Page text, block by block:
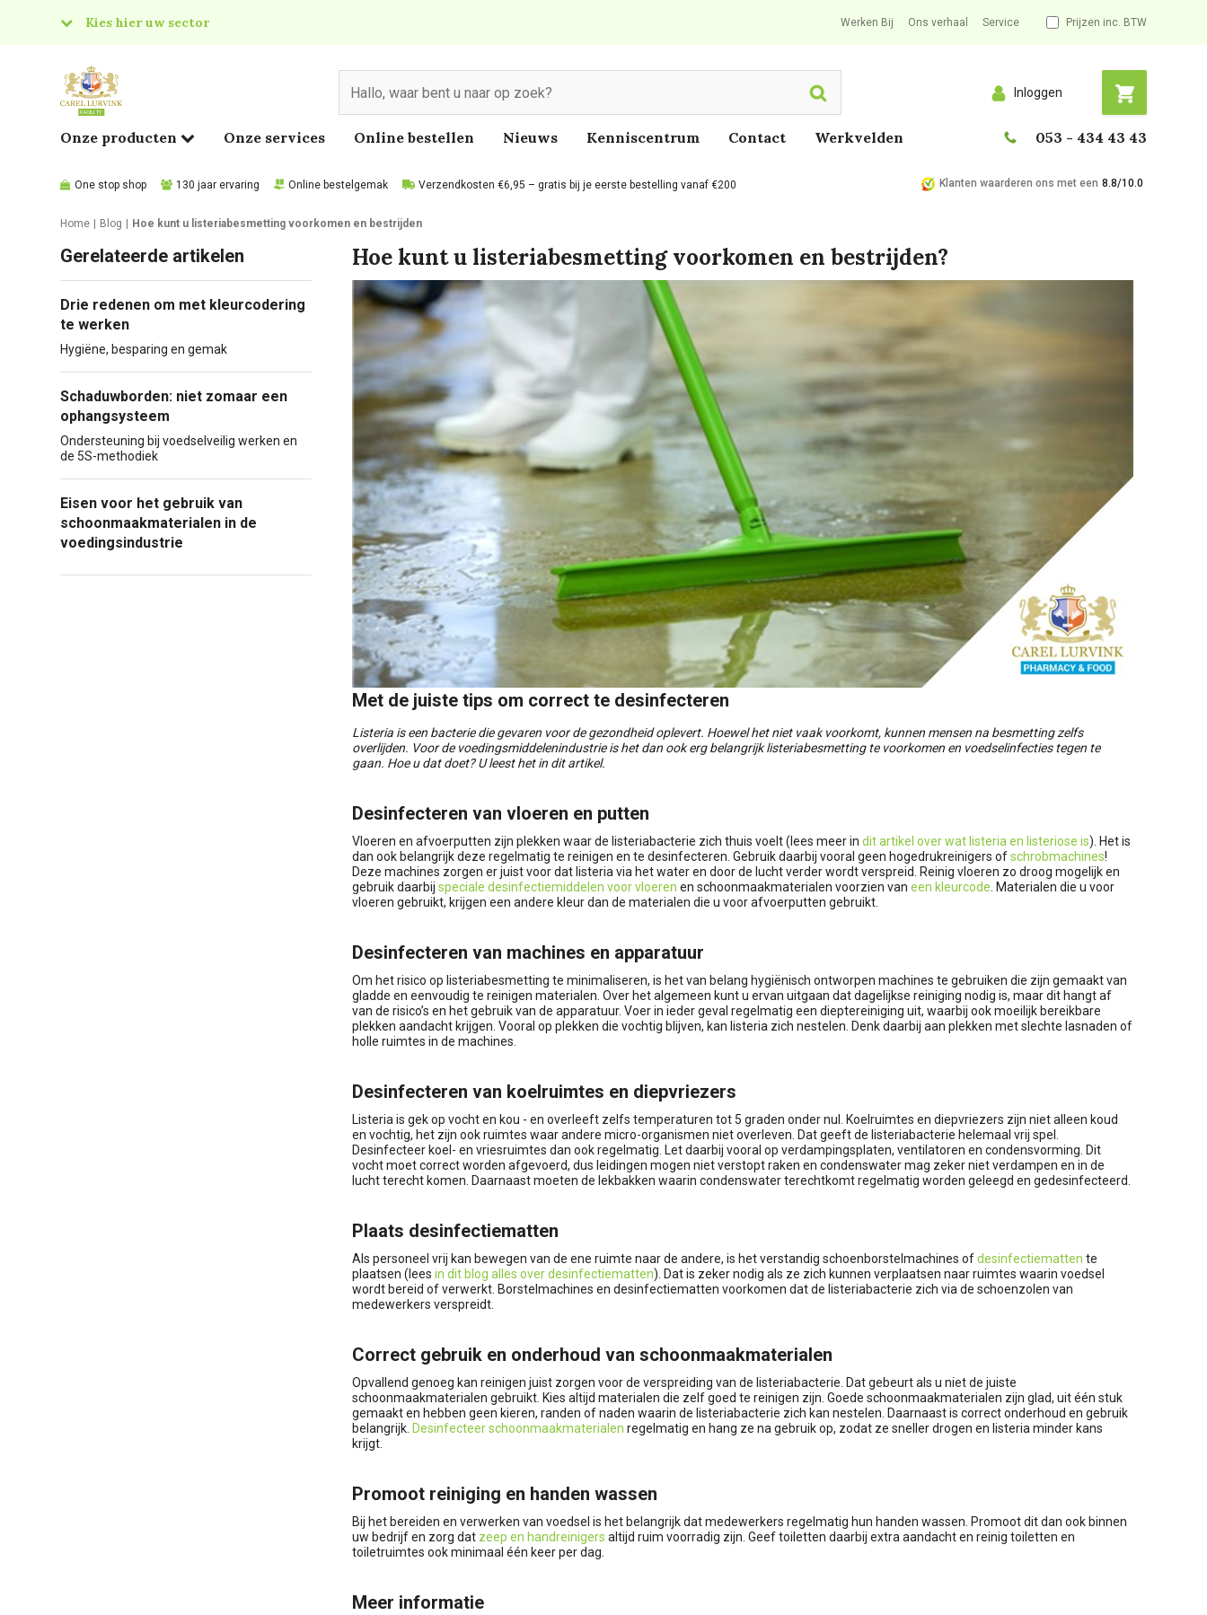
Kies hier uw sector
Food
Werken Bij Ons verhaal Service Prijzen inc. BTW
Search Inloggen
Onze producten Onze services Online bestellen Nieuws Kenniscentrum Contact Werkvelden 053 - 434 43 43
One stop shop 130 jaar ervaring Online bestelgemak Verzendkosten €6,95 – gratis bij je eerste bestelling vanaf €200 Klanten waarderen ons met een 8.8/10.0
Home Blog Hoe kunt u listeriabesmetting voorkomen en bestrijden
Hoe kunt u listeriabesmetting voorkomen en bestrijden?
Met de juiste tips om correct te desinfecteren
Listeria is een bacterie die gevaren voor de gezondheid oplevert. Hoewel het niet vaak voorkomt, kunnen mensen na besmetting zelfs
overlijden. Voor de voedingsmiddelenindustrie is het dan ook erg belangrijk listeriabesmetting te voorkomen en voedselinfecties tegen te
gaan. Hoe u dat doet? U leest het in dit artikel.
Desinfecteren van vloeren en putten
Vloeren en afvoerputten zijn plekken waar de listeriabacterie zich thuis voelt (lees meer in dit artikel over wat listeria en listeriose is). Het is
dan ook belangrijk deze regelmatig te reinigen en te desinfecteren. Gebruik daarbij vooral geen hogedrukreinigers ofschrobmachines!
Deze machines zorgen er juist voor dat listeria via het water en door de lucht verder wordt verspreid. Reinig vloeren zo droog mogelijk en
gebruik daarbij speciale desinfectiemiddelen voor vloeren en schoonmaakmaterialen voorzien van een kleurcode . Materialen die u voor
vloeren gebruikt, krijgen een andere kleur dan de materialen die u voor afvoerputten gebruikt.
Desinfecteren van machines en apparatuur
Om het risico op listeriabesmetting te minimaliseren, is het van belang hygiënisch ontworpen machines te gebruiken die zijn gemaakt van
gladde en eenvoudig te reinigen materialen. Over het algemeen kunt u ervan uitgaan dat dagelijkse reiniging nodig is, maar dit hangt af
van de risico’s en het gebruik van de apparatuur. Voer in ieder geval regelmatig een dieptereiniging uit, waarbij ook moeilijk bereikbare
plekken aandacht krijgen. Vooral op plekken die vochtig blijven, kan listeria zich nestelen. Denk daarbij aan plekken met slechte lasnaden of
holle ruimtes in de machines.
Desinfecteren van koelruimtes en diepvriezers
Listeria is gek op vocht en kou - en overleeft zelfs temperaturen tot 5 graden onder nul. Koelruimtes en diepvriezers zijn niet alleen koud
en vochtig, het zijn ook ruimtes waar andere micro-organismen niet overleven. Dat geeft de listeriabacterie helemaal vrij spel.
Desinfecteer koel- en vriesruimtes dan ook regelmatig. Let daarbij vooral op verdampingsplaten, ventilatoren en condensvorming. Dit
vocht moet correct worden afgevoerd, dus leidingen mogen niet verstopt raken en condenswater mag zeker niet verdampen en in de
lucht terecht komen. Daarnaast moeten de lekbakken waarin condenswater terechtkomt regelmatig worden geleegd en gedesinfecteerd.
Plaats desinfectiematten
Als personeel vrij kan bewegen van de ene ruimte naar de andere, is het verstandig schoenborstelmachines ofdesinfectiematten te
plaatsen (lees in dit blog alles over desinfectiematten). Dat is zeker nodig als ze zich kunnen verplaatsen naar ruimtes waarin voedsel
wordt bereid of verwerkt. Borstelmachines en desinfectiematten voorkomen dat de listeriabacterie zich via de schoenzolen van
medewerkers verspreidt.
Correct gebruik en onderhoud van schoonmaakmaterialen
Opvallend genoeg kan reinigen juist zorgen voor de verspreiding van de listeriabacterie. Dat gebeurt als u niet de juiste
schoonmaakmaterialen gebruikt. Kies altijd materialen die zelf goed te reinigen zijn. Goede schoonmaakmaterialen zijn glad, uit één stuk
gemaakt en hebben geen kieren, randen of naden waarin de listeriabacterie zich kan nestelen. Daarnaast is correct onderhoud en gebruik
belangrijk. Desinfecteer schoonmaakmaterialen regelmatig en hang ze na gebruik op, zodat ze sneller drogen en listeria minder kans
krijgt.
Promoot reiniging en handen wassen
Bij het bereiden en verwerken van voedsel is het belangrijk dat medewerkers regelmatig hun handen wassen. Promoot dit dan ook binnen
uw bedrijf en zorg dat zeep en handreinigers altijd ruim voorradig zijn. Geef toiletten daarbij extra aandacht en reinig toiletten en
toiletruimtes ook minimaal één keer per dag.
Meer informatie
Gerelateerde artikelen
Drie redenen om met kleurcodering
te werken
Hygiëne, besparing en gemak
Schaduwborden: niet zomaar een
ophangsysteem
Ondersteuning bij voedselveilig werken en
de 5S-methodiek
Eisen voor het gebruik van
schoonmaakmaterialen in de
voedingsindustrie